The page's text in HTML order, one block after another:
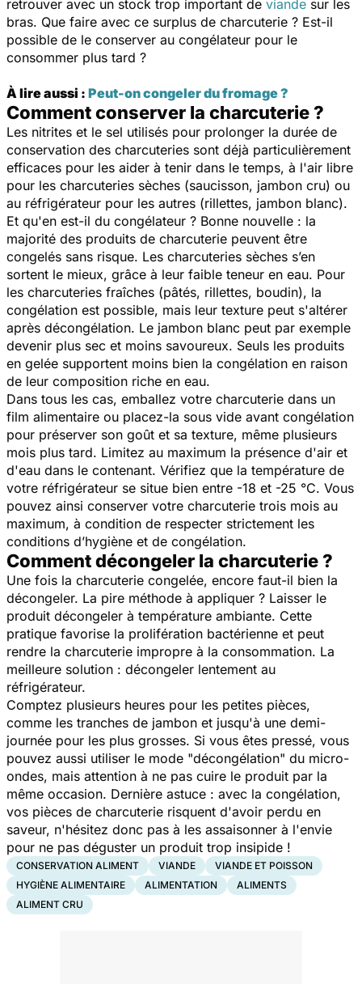
retrouver avec un stock trop important de viande sur les
bras. Que faire avec ce surplus de charcuterie ? Est-il
possible de le conserver au congélateur pour le
consommer plus tard ?
À lire aussi : Peut-on congeler du fromage ?
Comment conserver la charcuterie ?
Les nitrites et le sel utilisés pour prolonger la durée de
conservation des charcuteries sont déjà particulièrement
efficaces pour les aider à tenir dans le temps, à l'air libre
pour les charcuteries sèches (saucisson, jambon cru) ou
au réfrigérateur pour les autres (rillettes, jambon blanc).
Et qu'en est-il du congélateur ? Bonne nouvelle : la
majorité des produits de charcuterie peuvent être
congelés sans risque. Les charcuteries sèches s’en
sortent le mieux, grâce à leur faible teneur en eau. Pour
les charcuteries fraîches (pâtés, rillettes, boudin), la
congélation est possible, mais leur texture peut s'altérer
après décongélation. Le jambon blanc peut par exemple
devenir plus sec et moins savoureux. Seuls les produits
en gelée supportent moins bien la congélation en raison
de leur composition riche en eau.
Dans tous les cas, emballez votre charcuterie dans un
film alimentaire ou placez-la sous vide avant congélation
pour préserver son goût et sa texture, même plusieurs
mois plus tard. Limitez au maximum la présence d'air et
d'eau dans le contenant. Vérifiez que la température de
votre réfrigérateur se situe bien entre -18 et -25 °C. Vous
pouvez ainsi conserver votre charcuterie trois mois au
maximum, à condition de respecter strictement les
conditions d’hygiène et de congélation.
Comment décongeler la charcuterie ?
Une fois la charcuterie congelée, encore faut-il bien la
décongeler. La pire méthode à appliquer ? Laisser le
produit décongeler à température ambiante. Cette
pratique favorise la prolifération bactérienne et peut
rendre la charcuterie impropre à la consommation. La
meilleure solution : décongeler lentement au
réfrigérateur.
Comptez plusieurs heures pour les petites pièces,
comme les tranches de jambon et jusqu'à une demi-
journée pour les plus grosses. Si vous êtes pressé, vous
pouvez aussi utiliser le mode "décongélation" du micro-
ondes, mais attention à ne pas cuire le produit par la
même occasion. Dernière astuce : avec la congélation,
vos pièces de charcuterie risquent d'avoir perdu en
saveur, n'hésitez donc pas à les assaisonner à l'envie
pour ne pas déguster un produit trop insipide !
CONSERVATION ALIMENT VIANDE
VIANDE ET POISSON
HYGIÈNE ALIMENTAIRE
ALIMENTATION
ALIMENTS
ALIMENT CRU